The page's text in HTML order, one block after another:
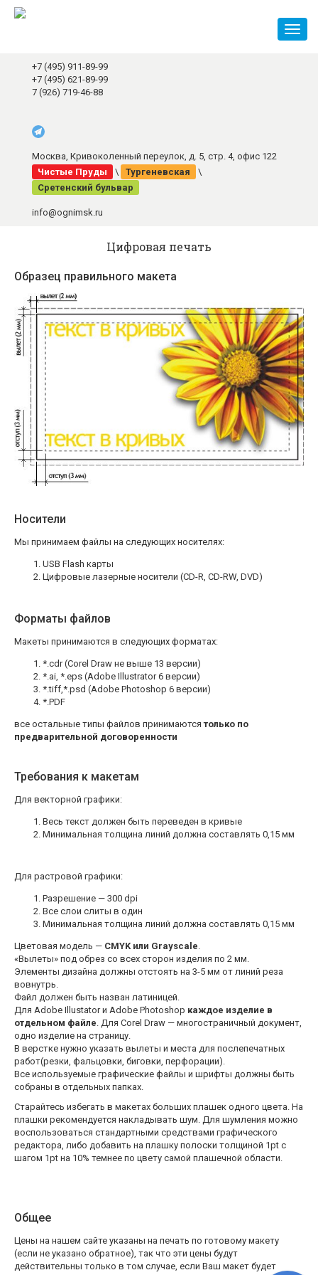
+7 (495) 911-89-99
+7 (495) 621-89-99
7 (926) 719-46-88
Москва, Кривоколенный переулок, д. 5, стр. 4, офис 122
Чистые Пруды
\ Тургеневская
\
Сретенский бульвар
info@ognimsk.ru
Цифровая печать
Образец правильного макета
Носители
Мы принимаем файлы на следующих носителях:
USB Flash карты
Цифровые лазерные носители (CD-R, CD-RW, DVD)
Форматы файлов
Макеты принимаются в следующих форматах:
*.cdr (Corel Draw не выше 13 версии)
*.ai, *.eps (Adobe Illustrator 6 версии)
*.tiff,*.psd (Adobe Photoshop 6 версии)
*.PDF
все остальные типы файлов принимаютсятолько по
предварительной договоренности
Требования к макетам
Для векторной графики:
Весь текст должен быть переведен в кривые
Минимальная толщина линий должна составлять 0,15 мм
Для растровой графики:
Разрешение — 300 dpi
Все слои слиты в один
Минимальная толщина линий должна составлять 0,15 мм
Цветовая модель — CMYK или Grayscale
«Вылеты» под обрез со всех сторон изделия по 2 мм.
Элементы дизайна должны отстоять на 3-5 мм от линий реза
вовнутрь.
Файл должен быть назван латиницей.
Для Adobe Illustator и Adobe Photoshop каждое изделие в
отдельном файле . Для Corel Draw — многостраничный документ,
одно изделие на страницу.
В верстке нужно указать вылеты и места для послепечатных
работ(резки, фальцовки, биговки, перфорации).
Все используемые графические файлы и шрифты должны быть
собраны в отдельных папках.
Старайтесь избегать в макетах больших плашек одного цвета. На
плашки рекомендуется накладывать шум. Для шумления можно
воспользоваться стандартными средствами графического
редактора, либо добавить на плашку полоски толщиной 1pt с
шагом 1pt на 10% темнее по цвету самой плашечной области.
Общее
Цены на нашем сайте указаны на печать по готовому макету
(если не указано обратное), так что эти цены будут
действительны только в том случае, если Ваш макет будет